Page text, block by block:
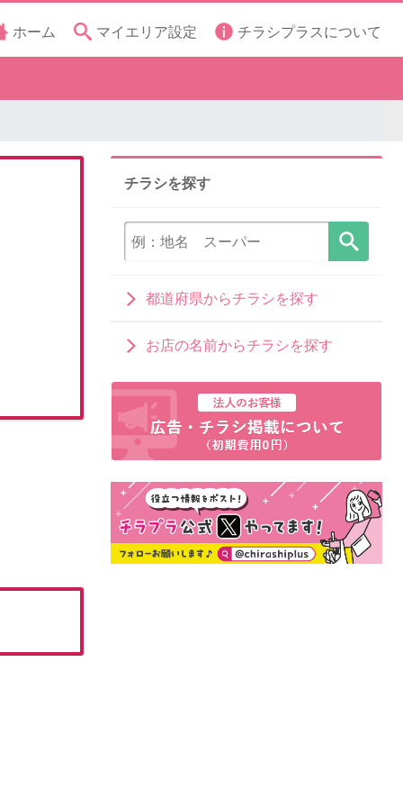
ホーム マイエリア設定 チラシプラスについて
チラシを探す
都道府県からチラシを探す
お店の名前からチラシを探す